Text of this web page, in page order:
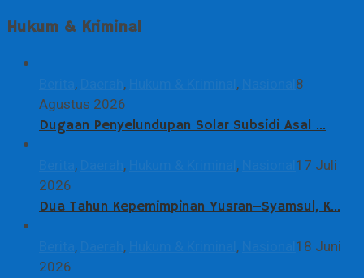
Hukum & Kriminal
, , ,
8
Agustus 2026
Dugaan Penyelundupan Solar Subsidi Asal …
, , ,
17 Juli
2026
Dua Tahun Kepemimpinan Yusran–Syamsul, K…
, , ,
18 Juni
2026